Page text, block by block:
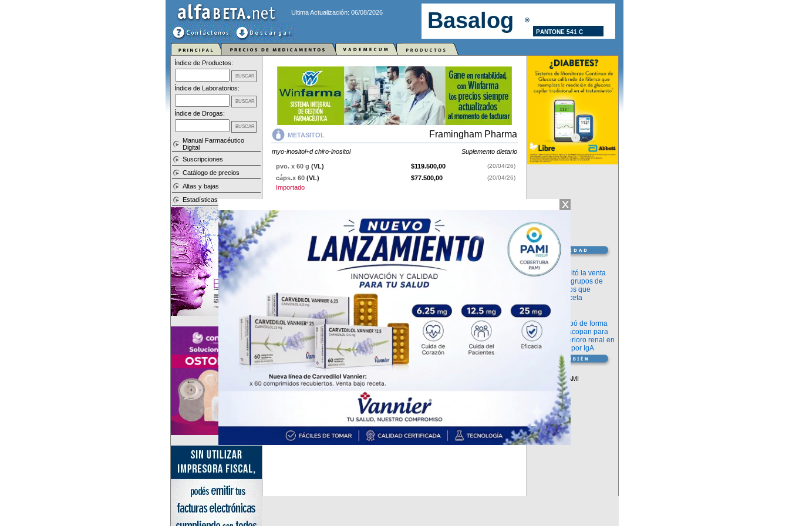
Ultima Actualización: 06/08/2026
Índice de Productos:
Índice de Laboratorios:
Índice de Drogas:
Manual Farmacéutico
Digital
Suscripciones
Catálogo de precios
Altas y bajas
Estadísticas
METASITOL Framingham Pharma
myo-inositol+d chiro-inositol Suplemento dietario
pvo. x 60 g (VL) $119.500,00 (20/04/26)
cáps.x 60 (VL) $77.500,00 (20/04/26)
Importado
contiene myo-inositol+d chiro-inositol
Suplemento dietario. Es producido porFramingham Pharmay cuenta
con 2 presentaciones disponibles.
Producto importado.
Explorar más
Otros productos con
myo-inositol+d chiro-inositol
Otros productos deFramingham Pharma
Información
ANMAT habilitó la venta
libre de diez grupos de
medicamentos que
requerían receta
Novedades
La FDA aprobó de forma
definitiva iptacopan para
frenar el deterioro renal en
la nefropatía por IgA
Vademécum
Descuentos PAMI